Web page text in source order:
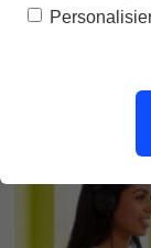
von Gordon
HINTERLASSE